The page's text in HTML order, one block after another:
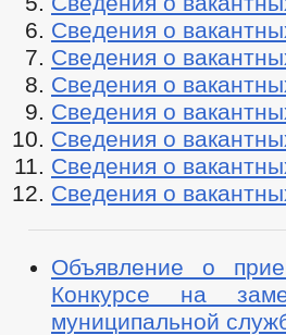
Сведения о
Сведения о
Сведения о
Сведения о
Сведения о
Сведения о
Сведения о
Объявление о
Конкурсе на
муниципальной